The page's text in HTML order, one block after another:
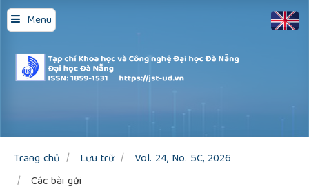
Menu
Quick
jump
to
page
content
Main
Sidebar
Trang chủ Lưu trữ
Vol. 24, No. 5C, 2026
Các bài gửi